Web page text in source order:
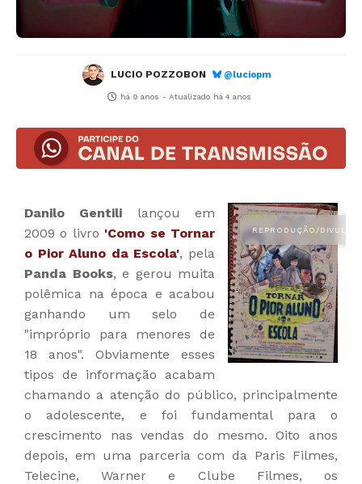
LUCIO POZZOBON @luciopm
há 9 anos - Atualizado há 4 anos
Danilo Gentili lançou em
2009 o livro 'Como se Tornar
o Pior Aluno da Escola', pela
Panda Books, e gerou muita
polêmica na época e acabou
ganhando um selo de
"impróprio para menores de
18 anos". Obviamente esses
tipos de informação acabam
chamando a atenção do público, principalmente
o adolescente, e foi fundamental para o
crescimento nas vendas do mesmo. Oito anos
depois, em uma parceria com da Paris Filmes,
Telecine, Warner e Clube Filmes, os